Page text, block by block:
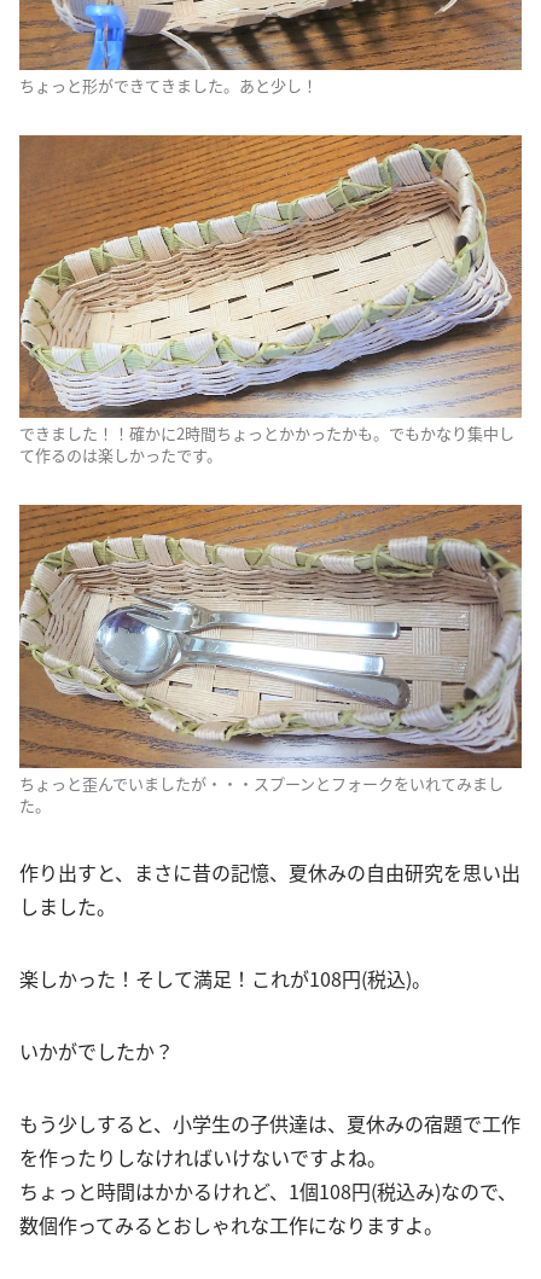
ちょっと形ができてきました。あと少し！
できました！！確かに2時間ちょっとかかったかも。でもかなり集中し
て作るのは楽しかったです。
ちょっと歪んでいましたが・・・スプーンとフォークをいれてみまし
た。
作り出すと、まさに昔の記憶、夏休みの自由研究を思い出
しました。
楽しかった！そして満足！これが108円(税込)。
いかがでしたか？
もう少しすると、小学生の子供達は、夏休みの宿題で工作
を作ったりしなければいけないですよね。
ちょっと時間はかかるけれど、1個108円(税込み)なので、
数個作ってみるとおしゃれな工作になりますよ。